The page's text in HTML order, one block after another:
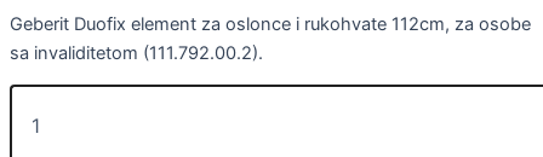
Geberit Duofix element za oslonce i rukohvate 112cm, za osobe
sa invaliditetom (111.792.00.2).